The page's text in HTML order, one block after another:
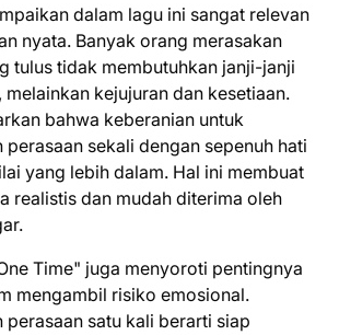
dalam lagu ini sangat relevan
nyata. Banyak orang merasakan
tulus tidak membutuhkan janji-janji
kejujuran dan kesetiaan.
bahwa keberanian untuk
sekali dengan sepenuh hati
yang lebih dalam. Hal ini membuat
realistis dan mudah diterima oleh
Time" juga menyoroti pentingnya
mengambil risiko emosional.
perasaan satu kali berarti siap